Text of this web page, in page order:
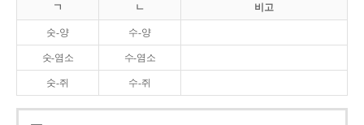
ㄱ ㄴ 비고
숫-양 수-양
숫-염소 수-염소
숫-쥐 수-쥐